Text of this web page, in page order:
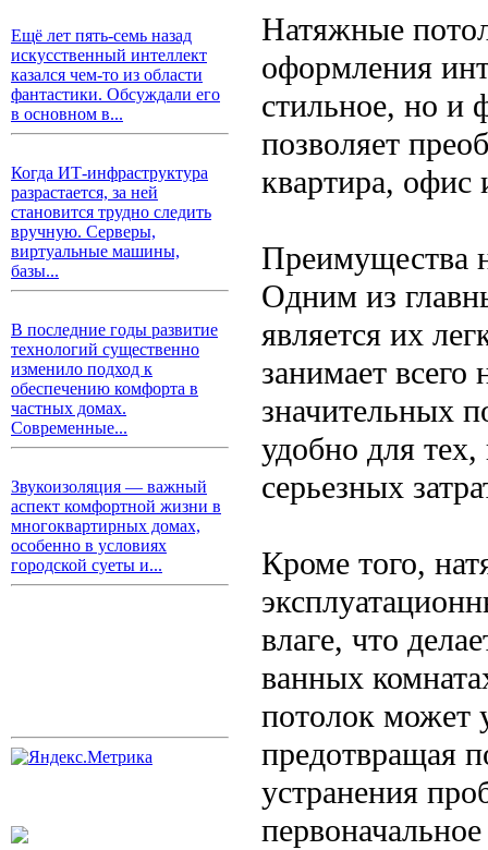
Ещё лет пять-семь назад
искусственный интеллект
казался чем-то из области
фантастики. Обсуждали его
в основном в...
Когда ИТ-инфраструктура
разрастается, за ней
становится трудно следить
вручную. Серверы,
виртуальные машины,
базы...
В последние годы развитие
технологий существенно
изменило подход к
обеспечению комфорта в
частных домах.
Современные...
Звукоизоляция — важный
аспект комфортной жизни в
многоквартирных домах,
особенно в условиях
городской суеты и...
Натяжные
оформления
стильное, но и
позволяет
квартира, офис
Преимущества
Одним из
является их
занимает всего
значительных
удобно для тех,
серьезных
Кроме того,
влаге, что
ванных
потолок может
предотвращая
устранения